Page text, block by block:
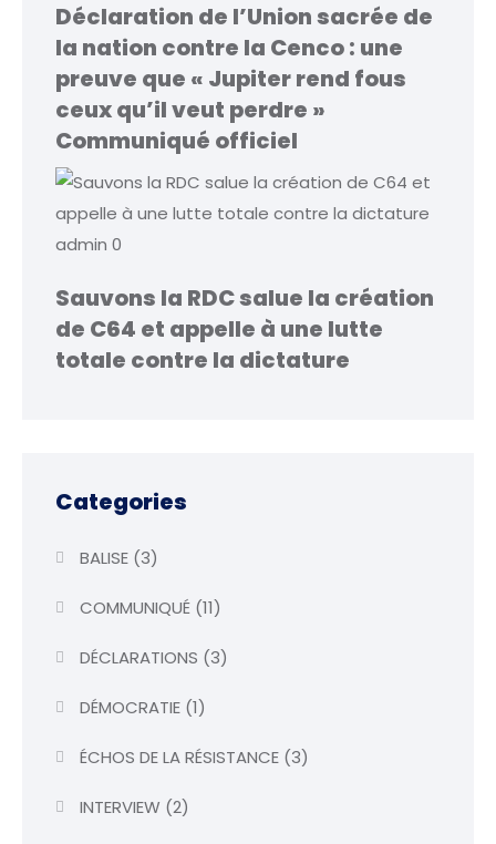
Déclaration de l’Union sacrée de
la nation contre la Cenco : une
preuve que « Jupiter rend fous
ceux qu’il veut perdre »
Communiqué officiel
admin 0
Sauvons la RDC salue la création
de C64 et appelle à une lutte
totale contre la dictature
Categories
BALISE(3)
COMMUNIQUÉ(11)
DÉCLARATIONS (3)
DÉMOCRATIE(1)
ÉCHOS DE LA RÉSISTANCE(3)
INTERVIEW (2)